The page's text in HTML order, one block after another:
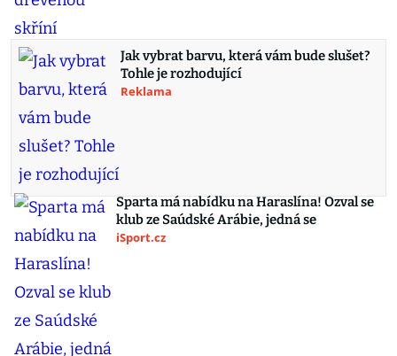
Jak vybrat barvu, která vám bude slušet?
Tohle je rozhodující
Reklama
Sparta má nabídku na Haraslína! Ozval se
klub ze Saúdské Arábie, jedná se
iSport.cz